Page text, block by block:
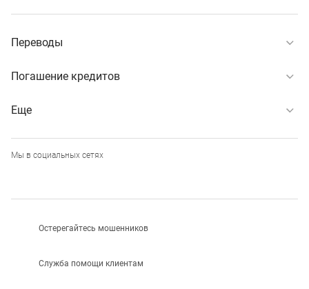
Переводы
Погашение кредитов
Еще
Мы в социальных сетях
Остерегайтесь мошенников
Служба помощи клиентам